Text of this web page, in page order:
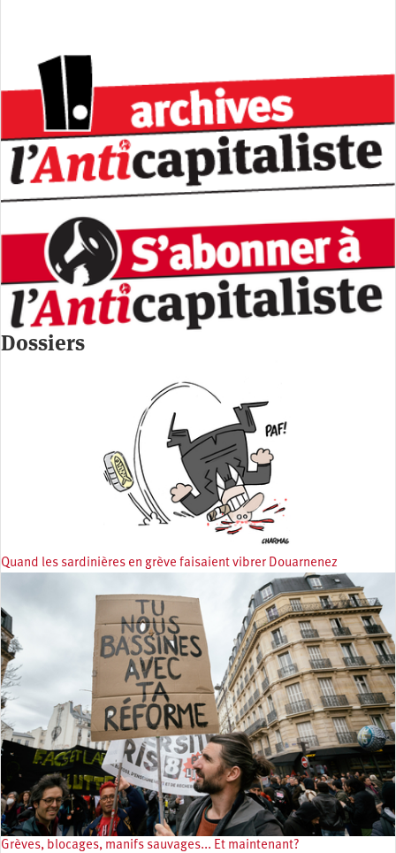
Dossiers
Quand les sardinières en grève faisaient vibrer Douarnenez
Grèves, blocages, manifs sauvages... Et maintenant?